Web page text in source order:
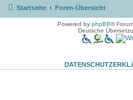
Startseite Foren-Übersicht
Powered by phpBB®
Deutsche